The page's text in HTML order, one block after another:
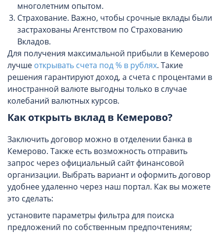
многолетним опытом.
Страхование. Важно, чтобы срочные вклады были
застрахованы Агентством по Страхованию
Вкладов.
Для получения максимальной прибыли в Кемерово
лучше открывать счета под % в рублях. Такие
решения гарантируют доход, а счета с процентами в
иностранной валюте выгодны только в случае
колебаний валютных курсов.
Как открыть вклад в Кемерово?
Заключить договор можно в отделении банка в
Кемерово. Также есть возможность отправить
запрос через официальный сайт финансовой
организации. Выбрать вариант и оформить договор
удобнее удаленно через наш портал. Как вы можете
это сделать:
установите параметры фильтра для поиска
предложений по собственным предпочтениям;